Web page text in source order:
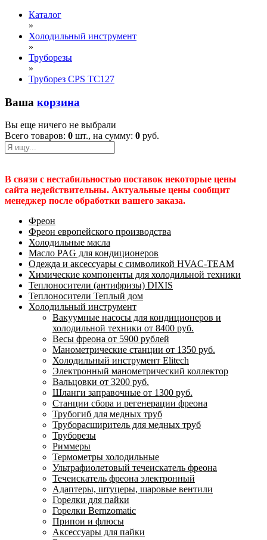
Каталог
»
Холодильный инструмент
»
Труборезы
»
Труборез CPS TC127
Ваша корзина
Вы еще ничего не выбрали
Всего товаров: 0 шт., на сумму: 0 руб.
В связи с нестабильностью поставок некоторые цены
сайта недействительны. Актуальные цены сообщит
менеджер после обработки вашего заказа.
Фреон
Фреон европейского производства
Холодильные масла
Масло PAG для кондиционеров
Одежда и аксессуары с символикой HVAC-TEAM
Химические компоненты для холодильной техники
Теплоносители (антифризы) DIXIS
Теплоносители Теплый дом
Холодильный инструмент
Вакуумные насосы для кондиционеров и
холодильной техники от 8400 руб.
Весы фреона от 5900 рублей
Манометрические станции от 1350 руб.
Холодильный инструмент Elitech
Электронный манометрический коллектор
Вальцовки от 3200 руб.
Шланги заправочные от 1300 руб.
Станции сбора и регенерации фреона
Трубогиб для медных труб
Труборасширитель для медных труб
Труборезы
Риммеры
Термометры холодильные
Ультрафиолетовый течеискатель фреона
Течеискатель фреона электронный
Адаптеры, штуцеры, шаровые вентили
Горелки для пайки
Горелки Bernzomatic
Припои и флюсы
Аксессуары для пайки